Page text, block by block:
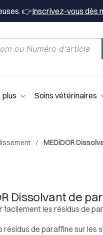
👉Inscrivez-vous dès
Soins vétérinaires
MEDiDOR
Dissolvant de
facilement les résidus de
résidus de paraffine sur